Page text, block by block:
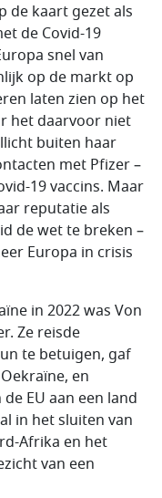
de kaart gezet als
de Covid-19
snel van
op de markt op
laten zien op het
het daarvoor niet
buiten haar
met Pfizer –
19 vaccins. Maar
reputatie als
de wet te breken –
Europa in crisis
in 2022 was Von
Ze reisde
te betuigen, gaf
en
EU aan een land
in het sluiten van
Afrika en het
van een